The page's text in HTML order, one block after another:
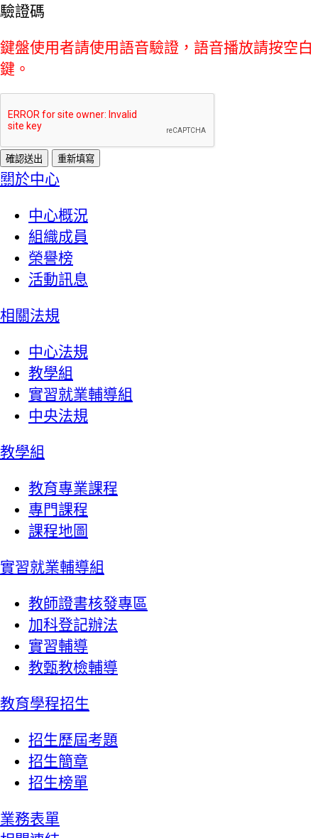
驗證碼
鍵盤使用者請使用語音驗證，語音播放請按空白
鍵。
:::
關於中心
中心概況
組織成員
榮譽榜
活動訊息
相關法規
中心法規
教學組
實習就業輔導組
中央法規
教學組
教育專業課程
專門課程
課程地圖
實習就業輔導組
教師證書核發專區
加科登記辦法
實習輔導
教甄教檢輔導
教育學程招生
招生歷屆考題
招生簡章
招生榜單
業務表單